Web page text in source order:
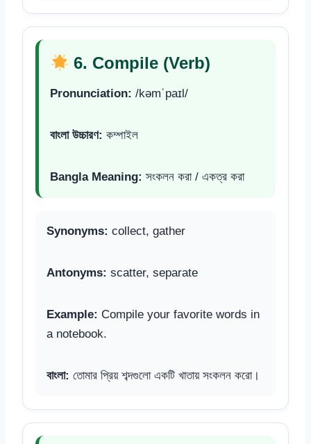
6. Compile (Verb)
Pronunciation: /kəmˈpaɪl/
বাংলা উচ্চারণ: কম্পাইল
Bangla Meaning: সংকলন করা / একত্র করা
Synonyms: collect, gather
Antonyms: scatter, separate
Example: Compile your favorite words in
a notebook.
বাংলা: তোমার প্রিয় শব্দগুলো একটি খাতায় সংকলন করো।